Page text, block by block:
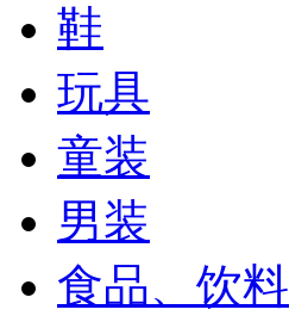
鞋
玩具
童装
男装
食品、饮料